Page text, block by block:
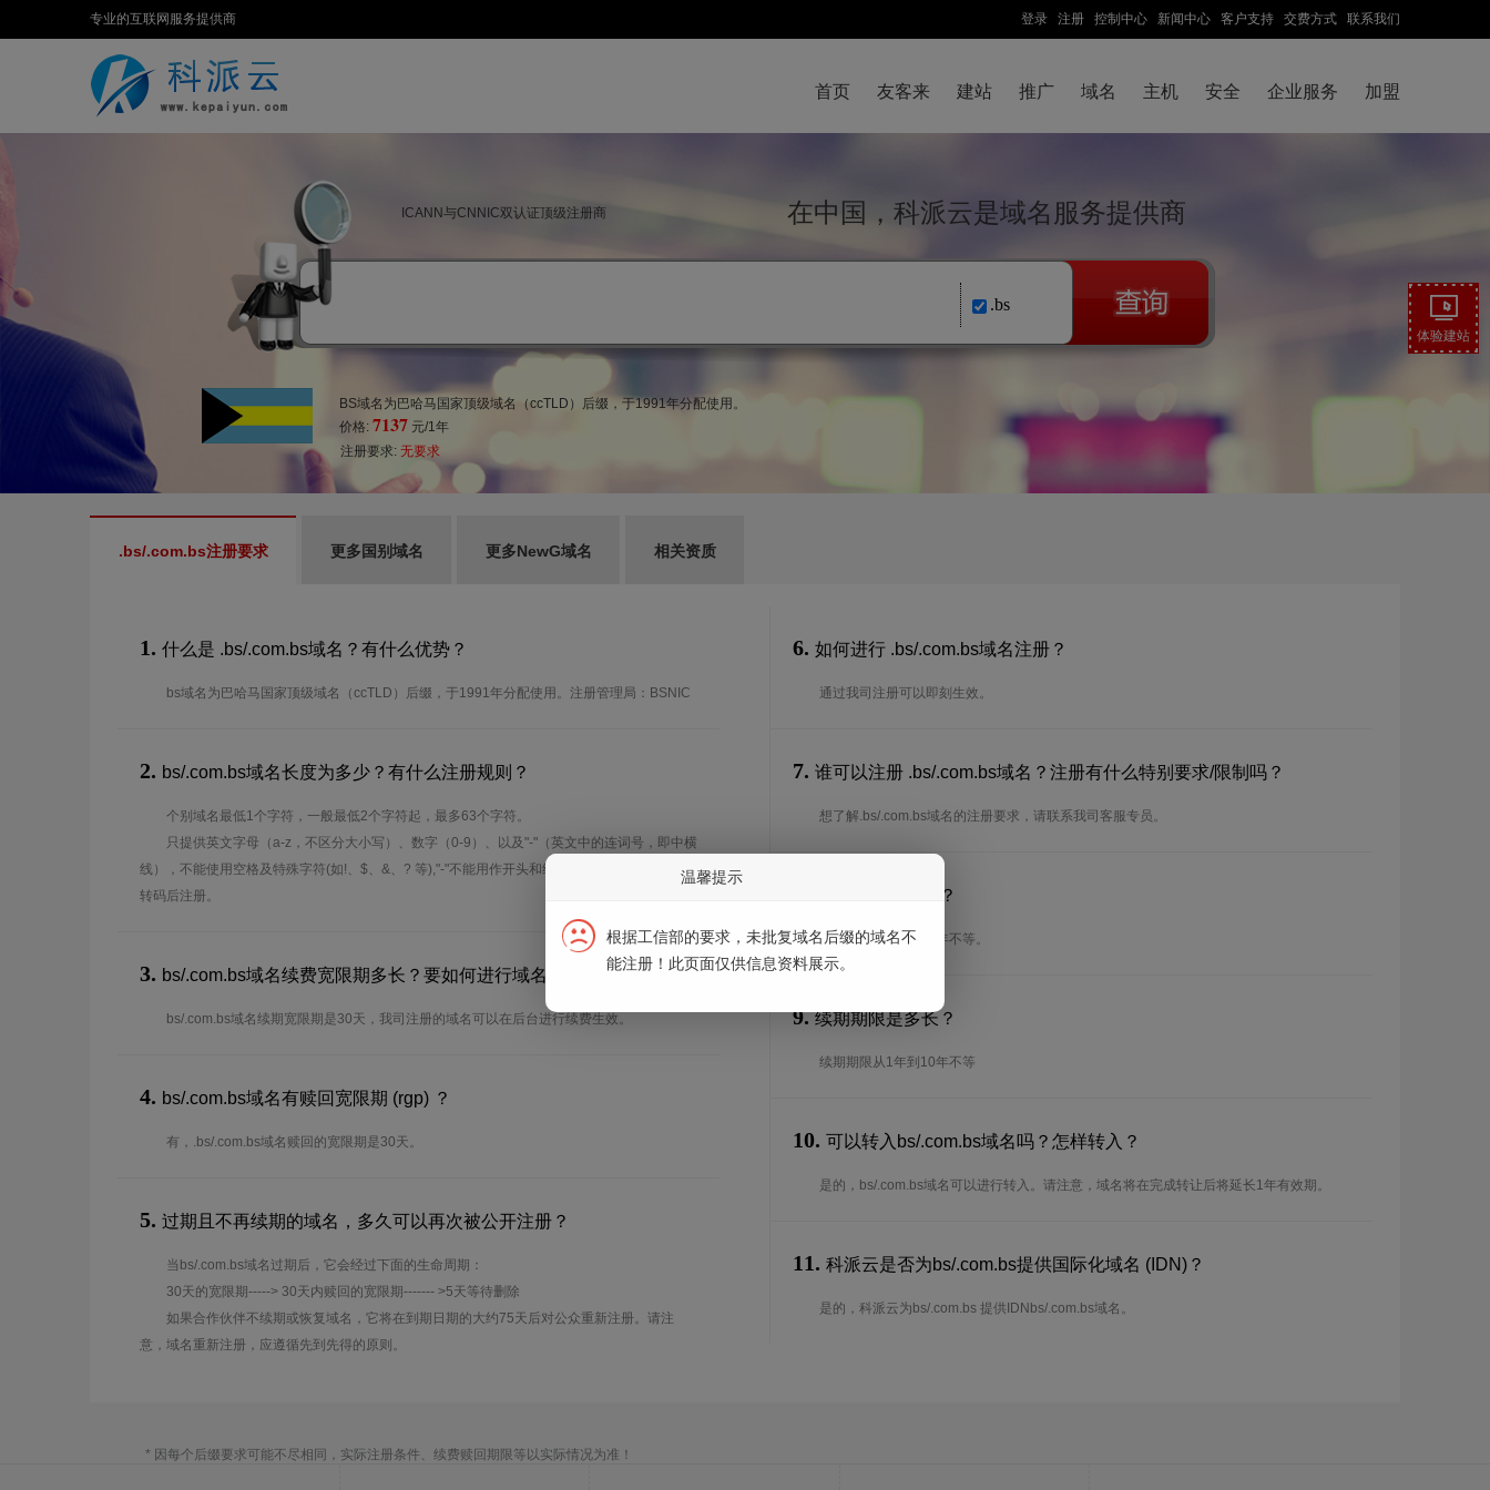
专业的互联网服务提供商 登录 注册 控制中心 新闻中心 客户支持 交费方式 联系我们
首页 友客来 建站 推广 域名 主机 安全 企业服务 加盟
ICANN与CNNIC双认证顶级注册商 在中国，科派云是域名服务提供商
.bs
BS域名为巴哈马国家顶级域名（ccTLD）后缀，于1991年分配使用。
价格: 7137 元/1年
注册要求: 无要求
.bs/.com.bs注册要求 更多国别域名 更多NewG域名 相关资质
1. 什么是 .bs/.com.bs域名？有什么优势？
bs域名为巴哈马国家顶级域名（ccTLD）后缀，于1991年分配使用。注册管理局：BSNIC
2. bs/.com.bs域名长度为多少？有什么注册规则？
个别域名最低1个字符，一般最低2个字符起，最多63个字符。
只提供英文字母（a-z，不区分大小写）、数字（0-9）、以及"-"（英文中的连词号，即中横
线），不能使用空格及特殊字符(如!、$、&、? 等),"-"不能用作开头和结尾。注*中文域名实际是
转码后注册。
3. bs/.com.bs域名续费宽限期多长？要如何进行域名续费？
bs/.com.bs域名续期宽限期是30天，我司注册的域名可以在后台进行续费生效。
4. bs/.com.bs域名有赎回宽限期 (rgp) ？
有，.bs/.com.bs域名赎回的宽限期是30天。
5. 过期且不再续期的域名，多久可以再次被公开注册？
当bs/.com.bs域名过期后，它会经过下面的生命周期：
30天的宽限期-----> 30天内赎回的宽限期------- >5天等待删除
如果合作伙伴不续期或恢复域名，它将在到期日期的大约75天后对公众重新注册。请注
意，域名重新注册，应遵循先到先得的原则。
6. 如何进行 .bs/.com.bs域名注册？
通过我司注册可以即刻生效。
7. 谁可以注册 .bs/.com.bs域名？注册有什么特别要求/限制吗？
想了解.bs/.com.bs域名的注册要求，请联系我司客服专员。
注册期限是多长？
注册期限从1年到10年不等。
9. 续期期限是多长？
续期期限从1年到10年不等
10. 可以转入bs/.com.bs域名吗？怎样转入？
是的，bs/.com.bs域名可以进行转入。请注意，域名将在完成转让后将延长1年有效期。
11. 科派云是否为bs/.com.bs提供国际化域名 (IDN)？
是的，科派云为bs/.com.bs 提供IDNbs/.com.bs域名。
* 因每个后缀要求可能不尽相同，实际注册条件、续费赎回期限等以实际情况为准！
体验建站
温馨提示
根据工信部的要求，未批复域名后缀的域名不
能注册！此页面仅供信息资料展示。